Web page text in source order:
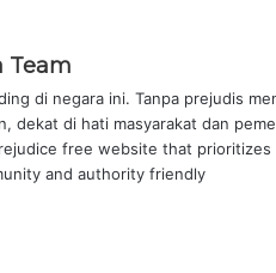
Team
di negara ini. Tanpa prejudis
dekat di hati masyarakat dan
free website that
and authority friendly